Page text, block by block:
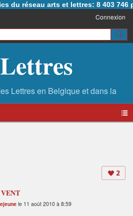
du réseau arts et lettres: 8 403 746
Connexion
2
le 11 août 2010 à 8:59